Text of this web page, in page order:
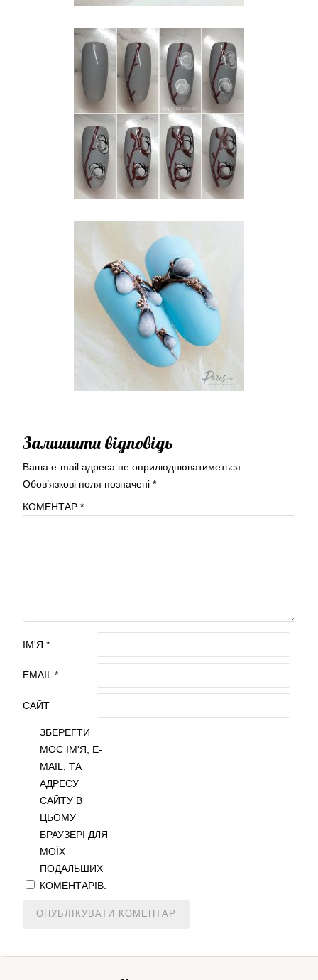
Залишити відповідь
Ваша e-mail адреса не оприлюднюватиметься.
Обов’язкові поля позначені *
КОМЕНТАР *
ІМ'Я *
EMAIL*
САЙТ
ЗБЕРЕГТИ
МОЄ ІМ'Я, E-
MAIL, ТА
АДРЕСУ
САЙТУ В
ЦЬОМУ
БРАУЗЕРІ ДЛЯ
МОЇХ
ПОДАЛЬШИХ
КОМЕНТАРІВ.